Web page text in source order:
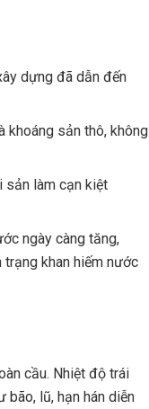
dựng đã dẫn đến
khoáng sản thô, không
sản làm cạn kiệt
ngày càng tăng,
khan hiếm nước
cầu. Nhiệt độ trái
lũ, hạn hán diễn